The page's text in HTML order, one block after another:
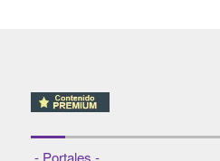
- Portales -